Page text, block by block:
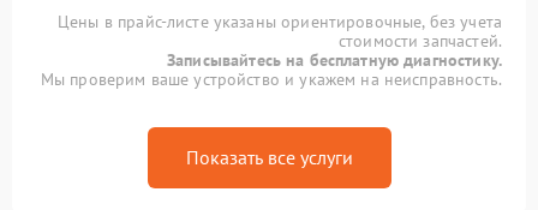
Цены в прайс-листе указаны ориентировочные, без учета
стоимости запчастей.
Записывайтесь на бесплатную диагностику.
Мы проверим ваше устройство и укажем на неисправность.
Показать все услуги